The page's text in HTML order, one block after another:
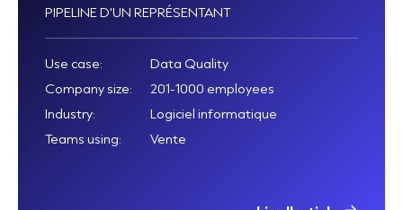
PIPELINE D'UN REPRÉSENTANT
Use case:
Data Quality
Company size:
201-1000 employees
Industry:
Logiciel informatique
Teams using:
Vente